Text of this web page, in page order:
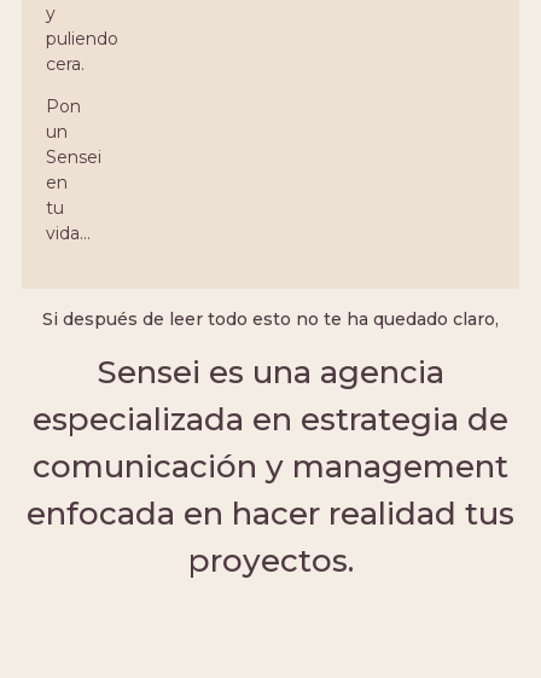
y
puliendo
cera.
Pon
un
Sensei
en
tu
vida…
Si después de leer todo esto no te ha quedado claro,
Sensei es una agencia
especializada en estrategia de
comunicación y management
enfocada en hacer realidad tus
proyectos.